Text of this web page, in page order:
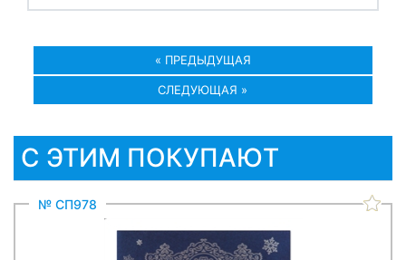
« ПРЕДЫДУЩАЯ
СЛЕДУЮЩАЯ »
С ЭТИМ ПОКУПАЮТ
№ СП978